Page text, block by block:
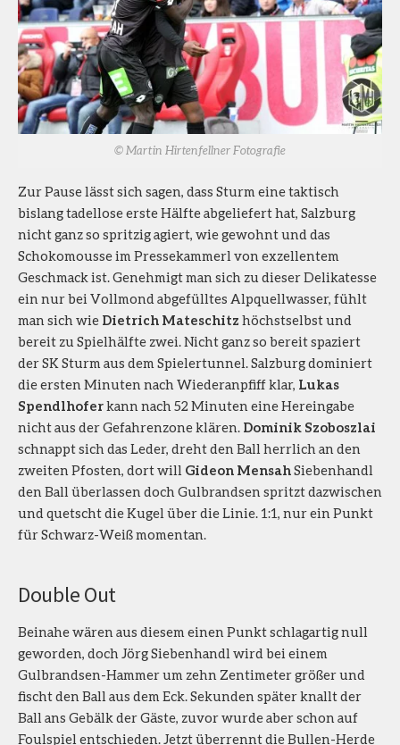
© Martin Hirtenfellner Fotografie
Zur Pause lässt sich sagen, dass Sturm eine taktisch
bislang tadellose erste Hälfte abgeliefert hat, Salzburg
nicht ganz so spritzig agiert, wie gewohnt und das
Schokomousse im Pressekammerl von exzellentem
Geschmack ist. Genehmigt man sich zu dieser Delikatesse
ein nur bei Vollmond abgefülltes Alpquellwasser, fühlt
man sich wie Dietrich Mateschitz höchstselbst und
bereit zu Spielhälfte zwei. Nicht ganz so bereit spaziert
der SK Sturm aus dem Spielertunnel. Salzburg dominiert
die ersten Minuten nach Wiederanpfiff klar, Lukas
Spendlhoferkann nach 52 Minuten eine Hereingabe
nicht aus der Gefahrenzone klären. Dominik Szoboszlai
schnappt sich das Leder, dreht den Ball herrlich an den
zweiten Pfosten, dort will Gideon MensahSiebenhandl
den Ball überlassen doch Gulbrandsen spritzt dazwischen
und quetscht die Kugel über die Linie. 1:1, nur ein Punkt
für Schwarz-Weiß momentan.
Double Out
Beinahe wären aus diesem einen Punkt schlagartig null
geworden, doch Jörg Siebenhandl wird bei einem
Gulbrandsen-Hammer um zehn Zentimeter größer und
fischt den Ball aus dem Eck. Sekunden später knallt der
Ball ans Gebälk der Gäste, zuvor wurde aber schon auf
Foulspiel entschieden. Jetzt überrennt die Bullen-Herde